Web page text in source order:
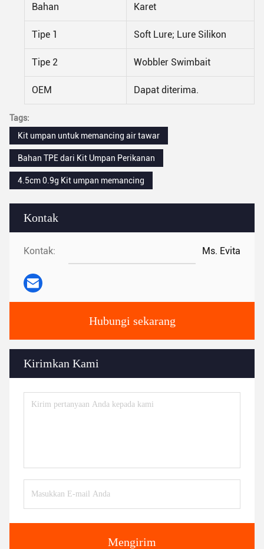
Kontak
Kontak: Ms. Evita
Hubungi sekarang
Kirimkan Kami
Mengirim
Bahan Karet
Tipe 1 Soft Lure; Lure Silikon
Tipe 2 Wobbler Swimbait
OEM Dapat diterima.
Tags:
Kit umpan untuk memancing air tawar
Bahan TPE dari Kit Umpan Perikanan
4.5cm 0.9g Kit umpan memancing